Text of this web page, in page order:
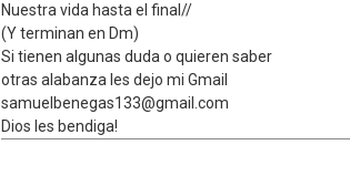
Nuestra vida hasta el final//
(Y terminan en Dm)
Si tienen algunas duda o quieren saber
otras alabanza les dejo mi Gmail
samuelbenegas133@gmail.com
Dios les bendiga!